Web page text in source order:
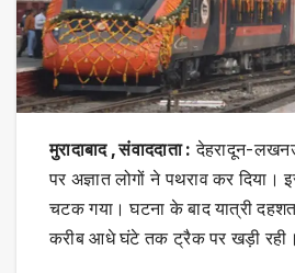
मुरादाबाद , संवाददाता : देहरादून-
पर अज्ञात लोगों ने पथराव कर दिया।
चटक गया। घटना के बाद यात्री
करीब आधे घंटे तक ट्रैक पर खड़ी रही।